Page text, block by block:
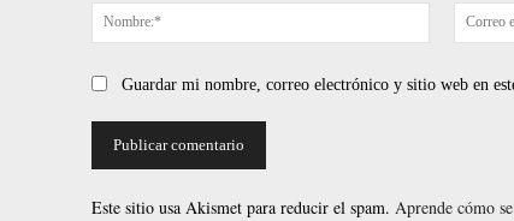
Nombre:*
Guardar mi nombre, correo electrónico y sitio web en
Este sitio usa Akismet para reducir el spam. Aprende cómo